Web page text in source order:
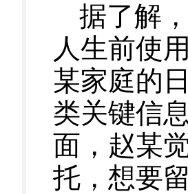
据了解
人生前使
某家庭的
类关键信
面，赵某
托，想要